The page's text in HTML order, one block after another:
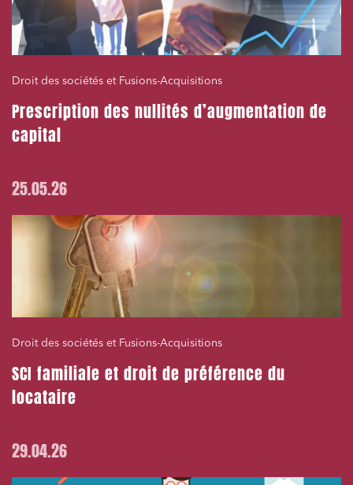
Droit des sociétés et Fusions-Acquisitions
Prescription des nullités d’augmentation de
capital
25.05.26
Droit des sociétés et Fusions-Acquisitions
SCI familiale et droit de préférence du
locataire
29.04.26